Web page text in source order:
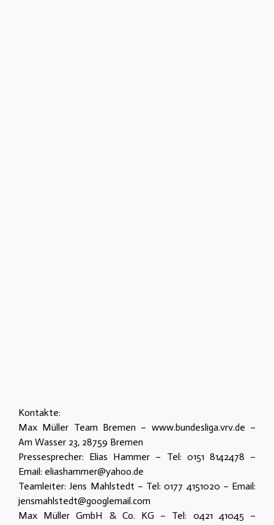
Kontakte:
Max Müller Team Bremen – www.bundesliga.vrv.de –
Am Wasser 23, 28759 Bremen
Pressesprecher: Elias Hammer – Tel: 0151 8142478 –
Email: eliashammer@yahoo.de
Teamleiter: Jens Mahlstedt – Tel: 0177 4151020 – Email:
jensmahlstedt@googlemail.com
Max Müller GmbH & Co. KG – Tel: 0421 41045 –